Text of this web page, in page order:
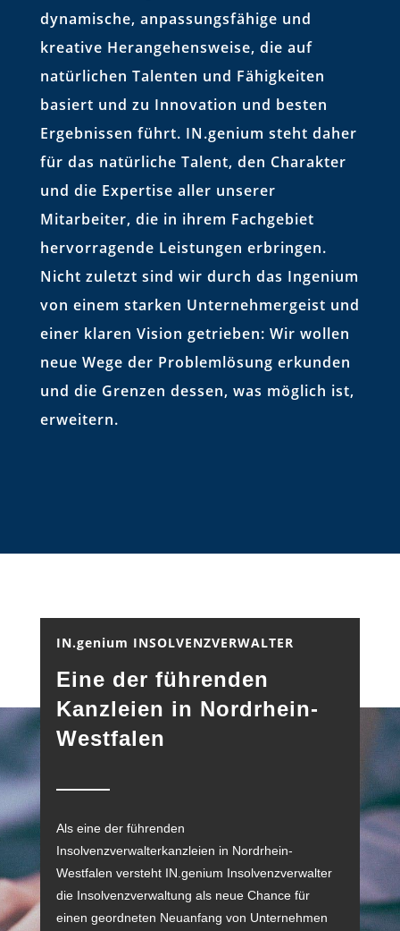
dynamische, anpassungsfähige und
kreative Herangehensweise, die auf
natürlichen Talenten und Fähigkeiten
basiert und zu Innovation und besten
Ergebnissen führt. IN.genium steht daher
für das natürliche Talent, den Charakter
und die Expertise aller unserer
Mitarbeiter, die in ihrem Fachgebiet
hervorragende Leistungen erbringen.
Nicht zuletzt sind wir durch das Ingenium
von einem starken Unternehmergeist und
einer klaren Vision getrieben: Wir wollen
neue Wege der Problemlösung erkunden
und die Grenzen dessen, was möglich ist,
erweitern.
IN.genium INSOLVENZVERWALTER
Eine der führenden
Kanzleien in Nordrhein-
Westfalen
Als eine der führenden
Insolvenzverwalterkanzleien in Nordrhein-
Westfalen versteht IN.genium Insolvenzverwalter
die Insolvenzverwaltung als neue Chance für
einen geordneten Neuanfang von Unternehmen